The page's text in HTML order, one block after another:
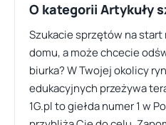
O kategorii Artykuły
Szukacie sprzętów na
domu, a może chcecie
biurka? W Twojej okolicy
edukacyjnych przeżywa
1G.pl to giełda numer 1 w